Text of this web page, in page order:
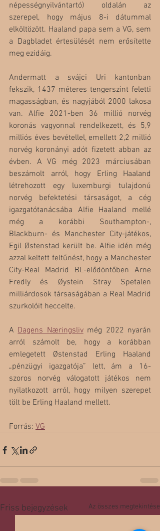
népességnyilvántartó) oldalán az
szerepel, hogy május 8-i dátummal
elköltözött. Haaland papa sem a VG, sem
a Dagbladet értesülését nem erősítette
meg ezidáig.
Andermatt a svájci Uri kantonban
fekszik, 1437 méteres tengerszint feletti
magasságban, és nagyjából 2000 lakosa
van. Alfie 2021-ben 36 millió norvég
koronás vagyonnal rendelkezett, és 5,9
milliós éves bevétellel, emellett 2,2 millió
norvég koronányi adót fizetett abban az
évben. A VG még 2023 márciusában
beszámolt arról, hogy Erling Haaland
létrehozott egy luxemburgi tulajdonú
norvég befektetési társaságot, a cég
igazgatótanácsába Alfie Haaland mellé
még a korábbi Southampton-,
Blackburn- és Manchester City-játékos,
Egil Østenstad került be. Alfie idén még
azzal keltett feltűnést, hogy a Manchester
City-Real Madrid BL-elődöntőben Arne
Fredly és Øystein Stray Spetalen
milliárdosok társaságában a Real Madrid
szurkolóit heccelte.
A Dagens Næringsliv még 2022 nyarán
arról számolt be, hogy a korábban
emlegetett Østenstad Erling Haaland
„pénzügyi igazgatója” lett, ám a 16-
szoros norvég válogatott játékos nem
nyilatkozott arról, hogy milyen szerepet
tölt be Erling Haaland mellett.
Forrás: VG
Friss bejegyzések Az összes megtekintése